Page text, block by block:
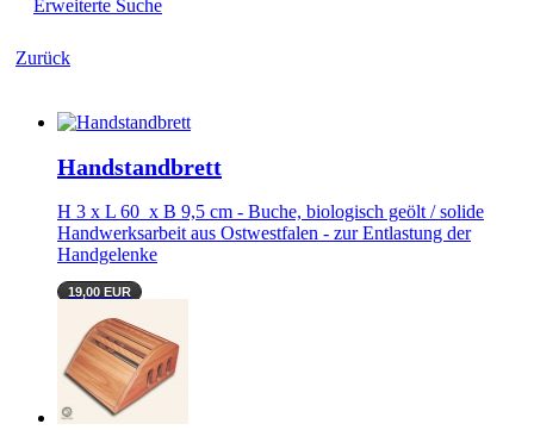
Erweiterte Suche
Zurück
Handstandbrett
H 3 x L 60 x B 9,5 cm - Buche, biologisch geölt / solide
Handwerksarbeit aus Ostwestfalen - zur Entlastung der
Handgelenke
19,00 EUR